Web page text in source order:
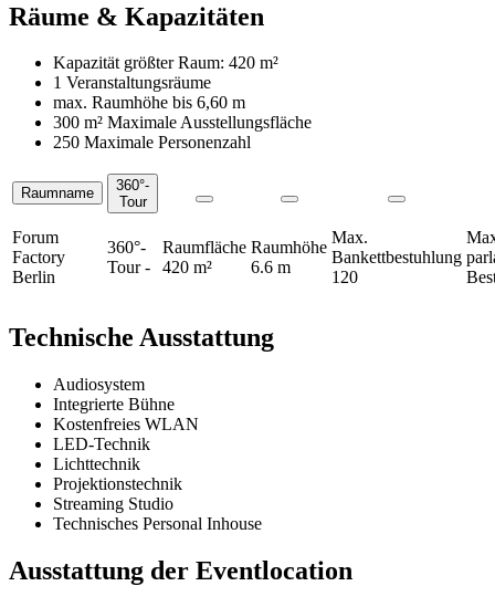
Räume & Kapazitäten
Kapazität größter Raum: 420 m²
1 Veranstaltungsräume
max. Raumhöhe bis 6,60 m
300 m² Maximale Ausstellungsfläche
250 Maximale Personenzahl
Räume
Raumname
360°-
Tour
Forum
Factory
Berlin
360°-
Tour-
Raumfläche
420 m²
Raumhöhe
6.6 m
Max.
Bankettbestuhlung
120
Technische Ausstattung
Audiosystem
Integrierte Bühne
Kostenfreies WLAN
LED-Technik
Lichttechnik
Projektionstechnik
Streaming Studio
Technisches Personal Inhouse
Ausstattung der Eventlocation